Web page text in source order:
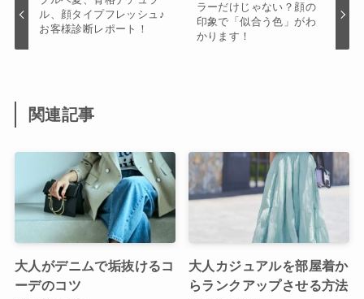
ル、顔タイプフレッシュ♪
お客様診断レポート！
ラーだけじゃない？顔の
印象で「似合う色」がわ
かります！
関連記事
大人がデニムで垢抜けるコ
ーデのコツ
大人カジュアルを部屋着か
らランクアップさせる方法